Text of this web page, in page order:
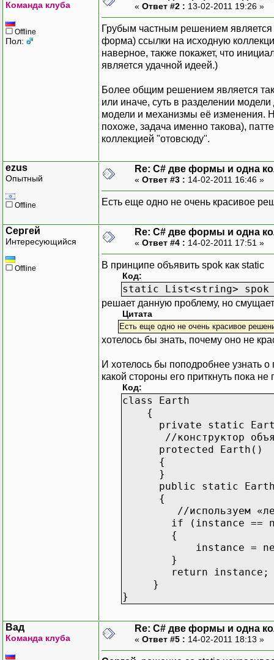
Команда клуба
Offline
Пол:
« Ответ #2 : 13-02-2011 19:26 »
Грубым частным решением является
форма) ссылки на исходную
наверное, также покажет, что
является удачной идеей.)
Более общим решением является
или иначе, суть в разделении
модели и механизмы её изменения.
похоже, задача именно такова),
коллекцией "отовсюду".
ezus
Опытный
Offline
Re: C# две формы и одна
« Ответ #3 : 14-02-2011 16:46 »
Есть еще одно не очень красивое
Сергей
Интересующийся
Offline
Re: C# две формы и одна
« Ответ #4 : 14-02-2011 17:51 »
В принципе объявить spok как static
Код:
static List<string>
решает данную проблему, но смущает
Цитата
Есть еще одно не очень красивое
хотелось бы знать, почему оно не
И хотелось бы поподробнее узнать
какой стороны его приткнуть пока не
Код:
class Earth
{
private static Earth
//конструктор
protected Earth()
{
}
public static Earth
{
//используем
if (instance ==
{
instance = new
}
return instance;
}
}
Вад
Команда клуба
Re: C# две формы и одна
« Ответ #5 : 14-02-2011 18:13 »